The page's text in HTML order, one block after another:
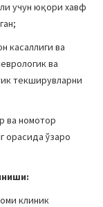
учун юқори хавф
касаллиги ва
ва
текширувларни
ва номотор
орасида ўзаро
:
клиник